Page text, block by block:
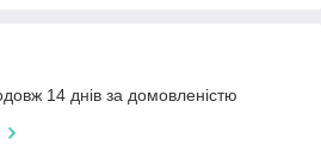
14 днів за домовленістю